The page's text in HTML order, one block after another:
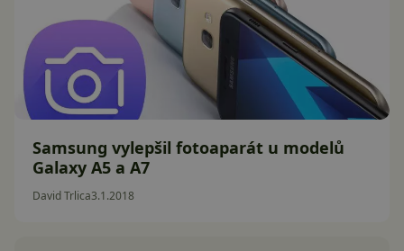
Samsung vylepšil fotoaparát u modelů
Galaxy A5 a A7
David Trlica3.1.2018